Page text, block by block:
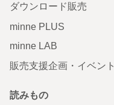
ダウンロード販売
minne PLUS
minne LAB
販売支援企画・イベント
読みもの